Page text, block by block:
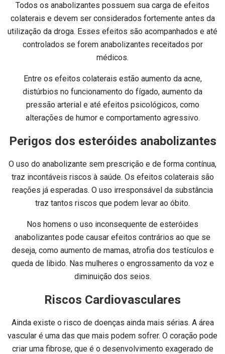
Todos os anabolizantes possuem sua carga de efeitos
colaterais e devem ser considerados fortemente antes da
utilização da droga. Esses efeitos são acompanhados e até
controlados se forem anabolizantes receitados por
médicos.
Entre os efeitos colaterais estão aumento da acne,
distúrbios no funcionamento do fígado, aumento da
pressão arterial e até efeitos psicológicos, como
alterações de humor e comportamento agressivo.
Perigos dos esteróides anabolizantes
O uso do anabolizante sem prescrição e de forma contínua,
traz incontáveis riscos à saúde. Os efeitos colaterais são
reações já esperadas. O uso irresponsável da substância
traz tantos riscos que podem levar ao óbito.
Nos homens o uso inconsequente de esteróides
anabolizantes pode causar efeitos contrários ao que se
deseja, como aumento de mamas, atrofia dos testículos e
queda de libido. Nas mulheres o engrossamento da voz e
diminuição dos seios.
Riscos Cardiovasculares
Ainda existe o risco de doenças ainda mais sérias. A área
vascular é uma das que mais podem sofrer. O coração pode
criar uma fibrose, que é o desenvolvimento exagerado de